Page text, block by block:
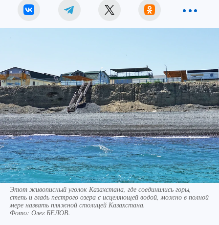
Этот живописный уголок Казахстана, где соединились горы,
степь и гладь пестрого озера с исцеляющей водой, можно в полной
мере назвать пляжной столицей Казахстана.
Фото: Олег БЕЛОВ.